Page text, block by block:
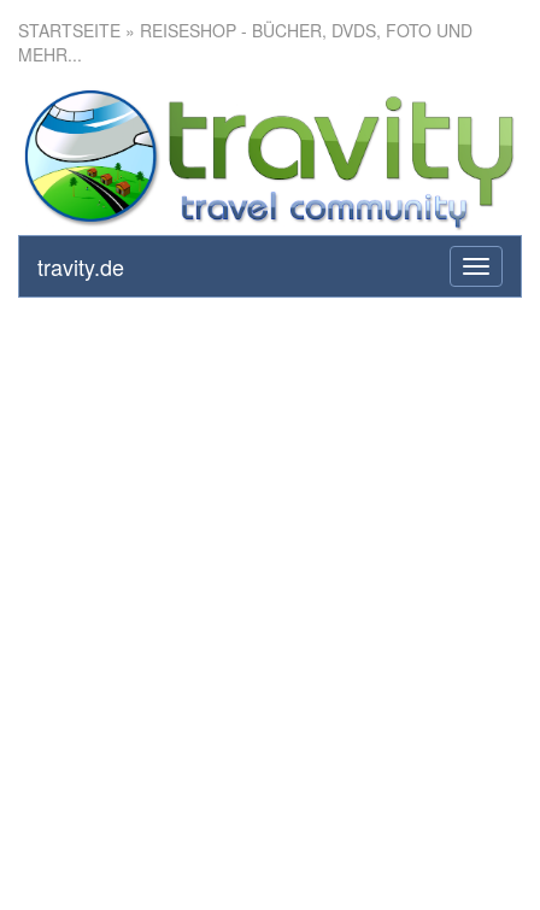
STARTSEITE » REISESHOP - BÜCHER, DVDS, FOTO UND
MEHR...
toggle
travity.de